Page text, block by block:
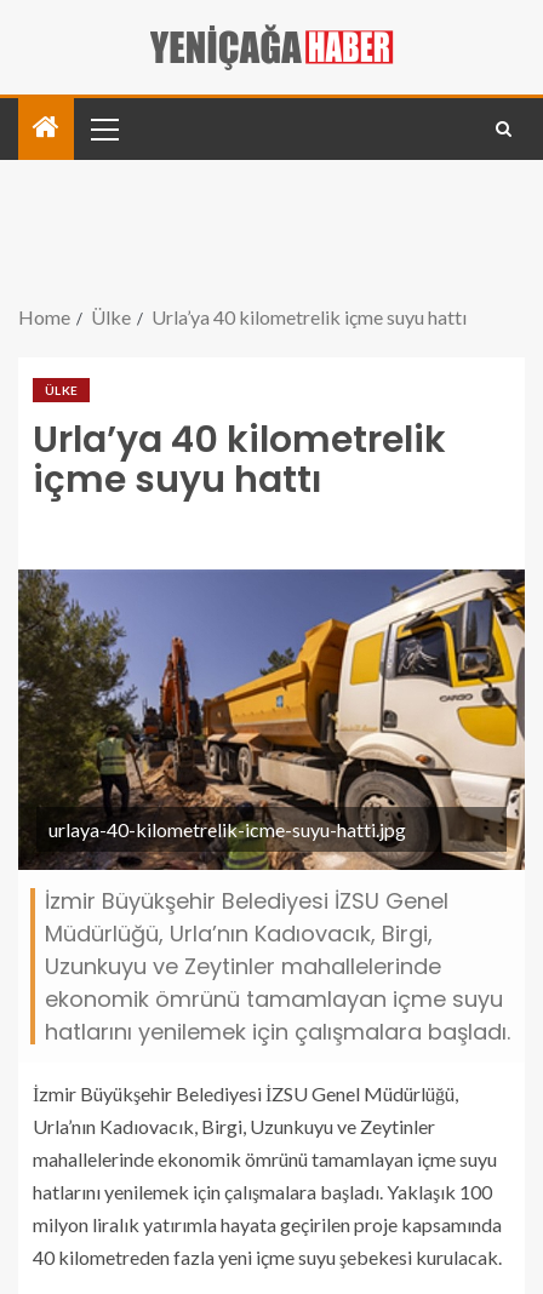
Home Ülke Urla’ya 40 kilometrelik içme suyu hattı
ÜLKE
Urla’ya 40 kilometrelik
içme suyu hattı
urlaya-40-kilometrelik-icme-suyu-hatti.jpg
İzmir Büyükşehir Belediyesi İZSU Genel
Müdürlüğü, Urla’nın Kadıovacık, Birgi,
Uzunkuyu ve Zeytinler mahallelerinde
ekonomik ömrünü tamamlayan içme suyu
hatlarını yenilemek için çalışmalara başladı.
İzmir Büyükşehir Belediyesi İZSU Genel Müdürlüğü,
Urla’nın Kadıovacık, Birgi, Uzunkuyu ve Zeytinler
mahallelerinde ekonomik ömrünü tamamlayan içme suyu
hatlarını yenilemek için çalışmalara başladı. Yaklaşık 100
milyon liralık yatırımla hayata geçirilen proje kapsamında
40 kilometreden fazla yeni içme suyu şebekesi kurulacak.